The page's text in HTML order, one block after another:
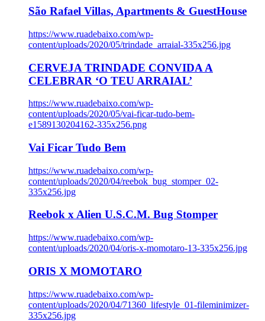
São Rafael Villas, Apartments & GuestHouse
https://www.ruadebaixo.com/wp-
content/uploads/2020/05/trindade_arraial-335x256.jpg
CERVEJA TRINDADE CONVIDA A
CELEBRAR ‘O TEU ARRAIAL’
https://www.ruadebaixo.com/wp-
content/uploads/2020/05/vai-ficar-tudo-bem-
e1589130204162-335x256.png
Vai Ficar Tudo Bem
https://www.ruadebaixo.com/wp-
content/uploads/2020/04/reebok_bug_stomper_02-
335x256.jpg
Reebok x Alien U.S.C.M. Bug Stomper
https://www.ruadebaixo.com/wp-
content/uploads/2020/04/oris-x-momotaro-13-335x256.jpg
ORIS X MOMOTARO
https://www.ruadebaixo.com/wp-
content/uploads/2020/04/71360_lifestyle_01-fileminimizer-
335x256.jpg